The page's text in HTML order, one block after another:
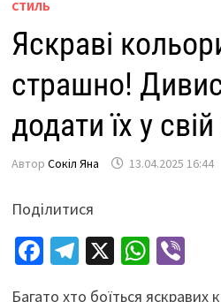
СТИЛЬ
Яскраві
страшно!
додати їх у
Автор Сокіл Яна 13.04.2025 16:44
Поділитися
Fa Te X W Vi
Багато хто боїться яскравих